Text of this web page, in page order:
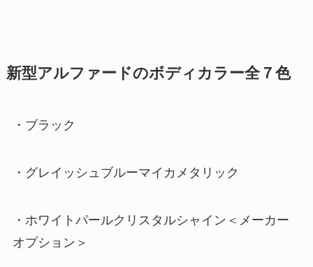
新型アルファードのボディカラー全７色
・ブラック
・グレイッシュブルーマイカメタリック
・ホワイトパールクリスタルシャイン＜メーカー
オプション＞